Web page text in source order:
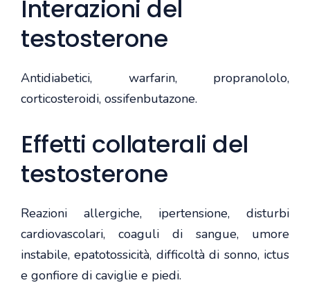
Interazioni del
testosterone
Antidiabetici, warfarin, propranololo,
corticosteroidi, ossifenbutazone.
Effetti collaterali del
testosterone
Reazioni allergiche, ipertensione, disturbi
cardiovascolari, coaguli di sangue, umore
instabile, epatotossicità, difficoltà di sonno, ictus
e gonfiore di caviglie e piedi.